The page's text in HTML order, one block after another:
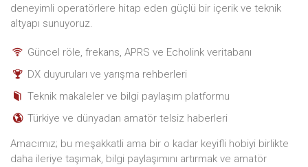
deneyimli operatörlere hitap eden güçlü bir içerik ve teknik
altyapı sunuyoruz.
Güncel röle, frekans, APRS ve Echolink veritabanı
DX duyuruları ve yarışma rehberleri
Teknik makaleler ve bilgi paylaşım platformu
Türkiye ve dünyadan amatör telsiz haberleri
Amacımız; bu meşakkatli ama bir o kadar keyifli hobiyi birlikte
daha ileriye taşımak, bilgi paylaşımını artırmak ve amatör